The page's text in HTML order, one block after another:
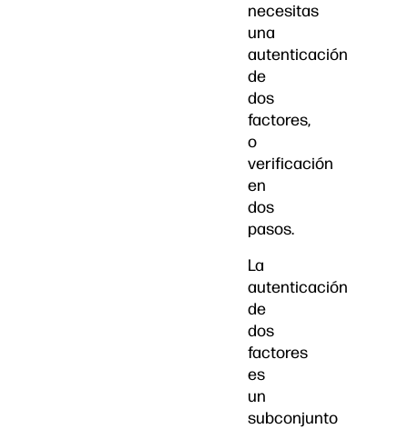
necesitas
una
autenticación
de
dos
factores,
o
verificación
en
dos
pasos.
La
autenticación
de
dos
factores
es
un
subconjunto